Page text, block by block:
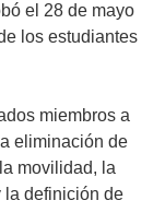
el 28 de mayo
los estudiantes
miembros a
eliminación de
movilidad, la
la definición de